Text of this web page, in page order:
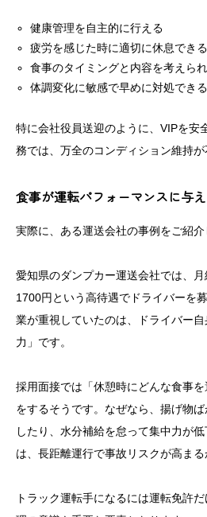
健康管理を自主的に行える
疲労を感じた時に適切に休息できる
食事のタイミングと内容を考えら
体調変化に敏感で早めに対処できる
特に会社役員送迎のように、VIPを安
務では、万全のコンディション維持が
食事が運転パフォーマンスに与
実際に、ある運送会社の事例をご紹介
愛知県のダンプカー運送会社では、
1700円という高待遇でドライバーを
業が重視していたのは、ドライバー
力」です。
採用面接では「休憩時にどんな食事
をするそうです。なぜなら、揚げ物
したり、水分補給を怠って集中力が
は、長距離運行で事故リスクが高まる
トラック運転手になるには運転免許